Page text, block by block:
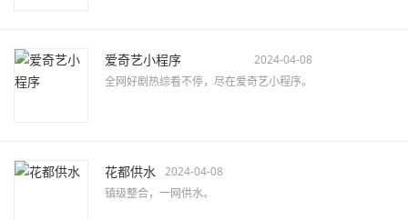
爱奇艺小程序
2024-04-08
全网好剧热综看不停，尽在爱奇艺小程序。
花都供水
2024-04-08
镇级整合，一网供水。